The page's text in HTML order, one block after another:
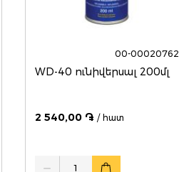
00-00020762
WD-40 ունիվերսալ 200մլ
2 540,00 ֏ / հատ